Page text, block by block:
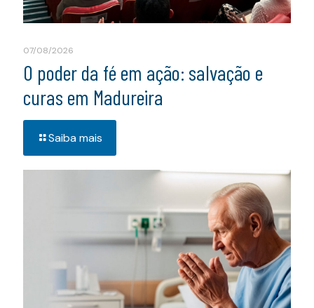
07/08/2026
O poder da fé em ação: salvação e
curas em Madureira
Saiba mais